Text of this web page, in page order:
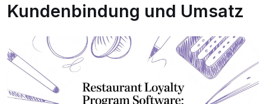
Kundenbindung und Umsatz